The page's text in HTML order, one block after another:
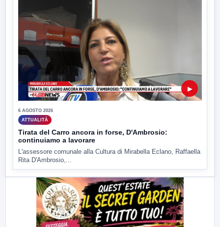
▶
6 AGOSTO 2026
ATTUALITÀ
Tirata del Carro ancora in forse, D'Ambrosio:
continuiamo a lavorare
L'assessore comunale alla Cultura di Mirabella Eclano, Raffaella
Rita D'Ambrosio,...